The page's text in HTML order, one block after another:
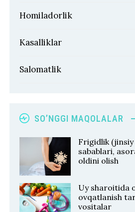
Homiladorlik
Kasalliklar
Salomatlik
SO’NGGI MAQOLALAR
Frigidlik (jinsiy
sabablari,
oldini olish
Uy sharoitida
ovqatlanish
vositalar